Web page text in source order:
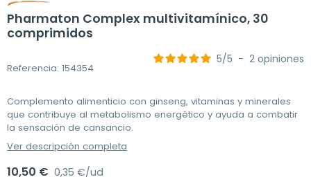
Pharmaton Complex multivitamínico, 30
comprimidos
Referencia: 154354
5/5 - 2 opiniones
Complemento alimenticio con ginseng, vitaminas y minerales
que contribuye al metabolismo energético y ayuda a combatir
la sensación de cansancio.
Ver descripción completa
10,50 € 0,35 €/ud